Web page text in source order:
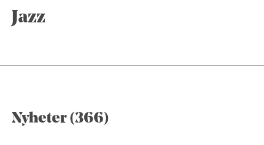
Jazz
Nyheter (366)